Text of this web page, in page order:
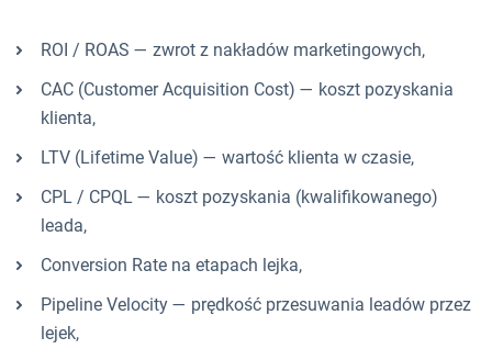
ROI / ROAS — zwrot z nakładów marketingowych,
CAC (Customer Acquisition Cost) — koszt pozyskania
klienta,
LTV (Lifetime Value) — wartość klienta w czasie,
CPL / CPQL — koszt pozyskania (kwalifikowanego)
leada,
Conversion Rate na etapach lejka,
Pipeline Velocity — prędkość przesuwania leadów przez
lejek,